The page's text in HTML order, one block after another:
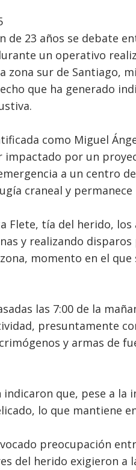
de 23 años se debate
un operativo
zona sur de Santiago,
que ha generado
como Miguel
impactado por un
a un centro
craneal y
Flete, tía del herido,
y realizando
momento en el
las 7:00 de la
presuntamente
y armas de
indicaron que, pese a
lo que mantiene
preocupación
del herido exigieron a